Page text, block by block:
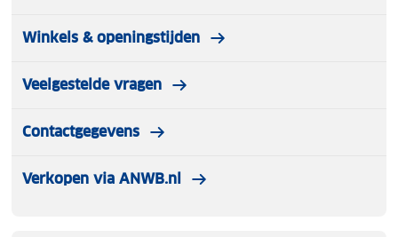
Winkels & openingstijden
Veelgestelde vragen
Contactgegevens
Verkopen via ANWB.nl